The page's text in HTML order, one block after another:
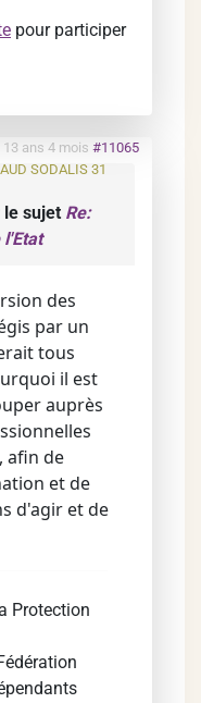
pour participer
13 ans 4 mois #11065
SODALIS 31
le sujet Re:
l'Etat
des
par un
tous
il est
auprès
afin de
et de
d'agir et de
Protection